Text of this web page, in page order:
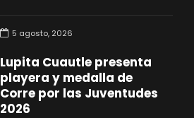
5 agosto, 2026
Lupita Cuautle presenta
playera y medalla de
Corre por las Juventudes
2026